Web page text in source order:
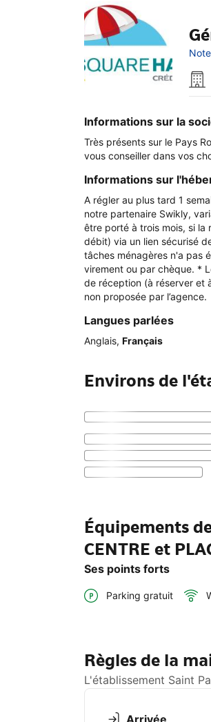
Informations sur la
Très présents sur le Pays
vous conseiller dans vos
Informations sur
A régler au plus tard 1
notre partenaire Swikly,
être porté à trois mois, si la
débit) via un lien sécurisé
tâches ménagères n'a pas
virement ou par chèque. *
de réception (à réserver et
non proposée par l’agence.
Langues parlées
Anglais, Français
Environs de
Équipements
CENTRE et
Ses points forts
Parking gratuit
Règles de la
L'établissement Saint